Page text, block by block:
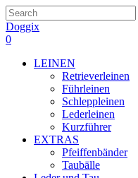
Skip
to
main
Close
Search
Doggix
search
0
LEINEN
Retrieverleinen
Führleinen
Schleppleinen
Lederleinen
Kurzführer
EXTRAS
Pfeiffenbänder
Taubälle